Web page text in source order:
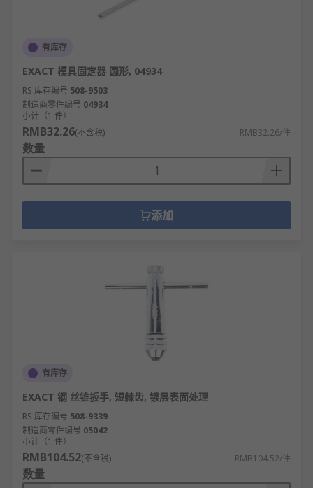
有库存
EXACT 模具固定器 圆形, 04934
RS 库存编号 508-9503
制造商零件编号 04934
小计（1 件）
RMB32.26(不含税) RMB32.26/件
数量
添加
有库存
EXACT 钢 丝锥扳手, 短棘齿, 镀层表面处理
RS 库存编号 508-9339
制造商零件编号 05042
小计（1 件）
RMB104.52(不含税) RMB104.52/件
数量